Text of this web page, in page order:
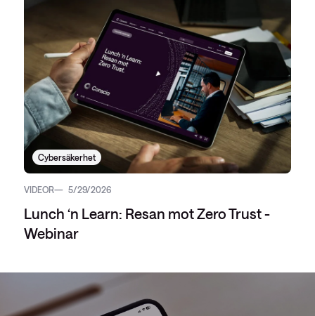
Cybersäkerhet
VIDEOR 5/29/2026
Lunch ‘n Learn: Resan mot Zero Trust -
Webinar